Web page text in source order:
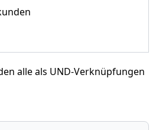
alle als UND-Verknüpfungen